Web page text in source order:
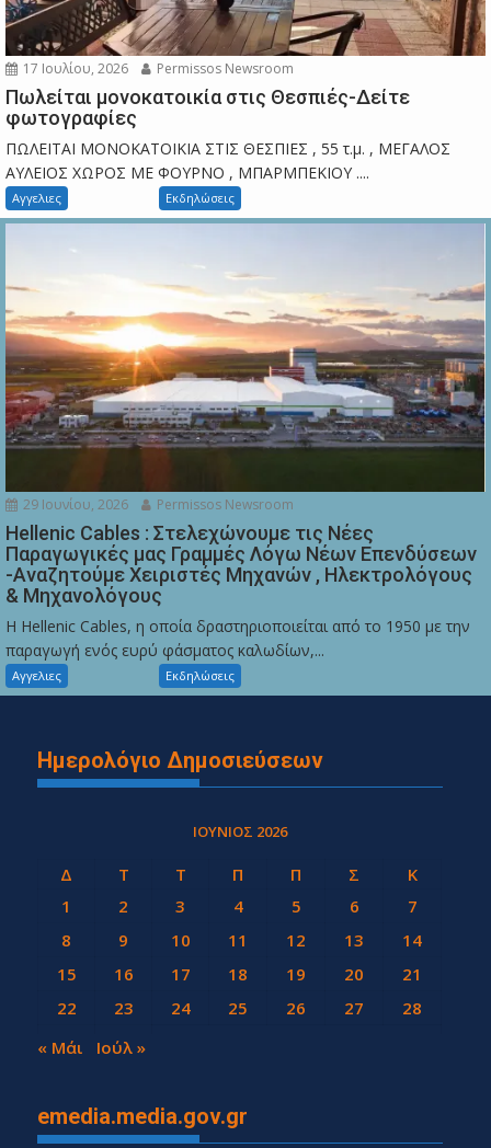
17 Ιουλίου, 2026 Permissos Newsroom
Πωλείται μονοκατοικία στις Θεσπιές-Δείτε
φωτογραφίες
ΠΩΛΕΙΤΑΙ ΜΟΝΟΚΑΤΟΙΚΙΑ ΣΤΙΣ ΘΕΣΠΙΕΣ , 55 τ.μ. , ΜΕΓΑΛΟΣ
ΑΥΛΕΙΟΣ ΧΩΡΟΣ ΜΕ ΦΟΥΡΝΟ , ΜΠΑΡΜΠΕΚΙΟΥ ....
Αγγελιες Εκδηλώσεις
29 Ιουνίου, 2026 Permissos Newsroom
Hellenic Cables : Στελεχώνουμε τις Νέες
Παραγωγικές μας Γραμμές Λόγω Νέων Επενδύσεων
-Αναζητούμε Χειριστές Μηχανών , Ηλεκτρολόγους
& Μηχανολόγους
Η Hellenic Cables, η οποία δραστηριοποιείται από το 1950 με την
παραγωγή ενός ευρύ φάσματος καλωδίων,...
Αγγελιες Εκδηλώσεις
Ημερολόγιο Δημοσιεύσεων
ΙΟΎΝΙΟΣ 2026
Δ Τ Τ Π Π Σ
Κ
1
2 3 4 5 6
7
8
9 10 11 12 13
14
15
16 17 18 19 20
21
22
23 24 25 26 27
28
29
30
« Μάι Ιούλ »
emedia.media.gov.gr